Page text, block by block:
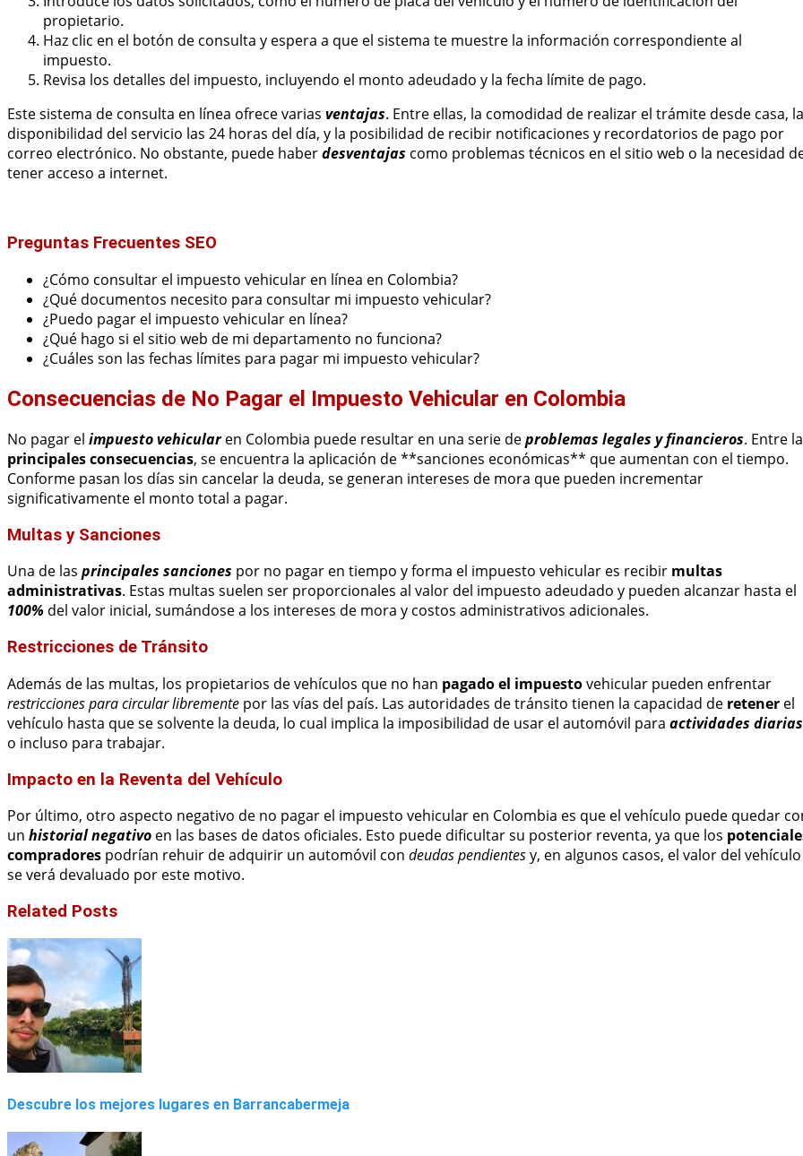
propietario.
Haz clic en el botón de consulta y espera a que el sistema te muestre la información correspondiente al
impuesto.
Revisa los detalles del impuesto, incluyendo el monto adeudado y la fecha límite de pago.
Este sistema de consulta en línea ofrece varias ventajas. Entre ellas, la comodidad de realizar el trámite desde casa, la
disponibilidad del servicio las 24 horas del día, y la posibilidad de recibir notificaciones y recordatorios de pago por
correo electrónico. No obstante, puede haberdesventajas como problemas técnicos en el sitio web o la necesidad
tener acceso a internet.
Preguntas Frecuentes SEO
¿Cómo consultar el impuesto vehicular en línea en Colombia?
¿Qué documentos necesito para consultar mi impuesto vehicular?
¿Puedo pagar el impuesto vehicular en línea?
¿Qué hago si el sitio web de mi departamento no funciona?
¿Cuáles son las fechas límites para pagar mi impuesto vehicular?
Consecuencias de No Pagar el Impuesto Vehicular en Colombia
No pagar el impuesto vehicularen Colombia puede resultar en una serie deproblemas legales y financieros. Entre
principales consecuencias, se encuentra la aplicación de **sanciones económicas** que aumentan con el tiempo.
Conforme pasan los días sin cancelar la deuda, se generan intereses de mora que pueden incrementar
significativamente el monto total a pagar.
Multas y Sanciones
Una de las principales sanciones por no pagar en tiempo y forma el impuesto vehicular es recibir multas
administrativas. Estas multas suelen ser proporcionales al valor del impuesto adeudado y pueden alcanzar hasta el
100% del valor inicial, sumándose a los intereses de mora y costos administrativos adicionales.
Restricciones de Tránsito
Además de las multas, los propietarios de vehículos que no han pagado el impuestovehicular pueden enfrentar
restricciones para circular libremente por las vías del país. Las autoridades de tránsito tienen la capacidad de retener el
vehículo hasta que se solvente la deuda, lo cual implica la imposibilidad de usar el automóvil para actividades diarias
o incluso para trabajar.
Impacto en la Reventa del Vehículo
Por último, otro aspecto negativo de no pagar el impuesto vehicular en Colombia es que el vehículo puede quedar
un historial negativo en las bases de datos oficiales. Esto puede dificultar su posterior reventa, ya que los
compradores podrían rehuir de adquirir un automóvil con deudas pendientesy, en algunos casos, el valor del vehículo
se verá devaluado por este motivo.
Related Posts
Descubre los mejores lugares en Barrancabermeja